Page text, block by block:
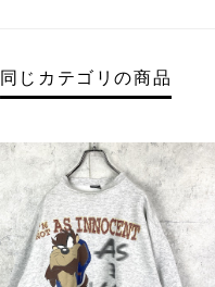
同じカテゴリの商品